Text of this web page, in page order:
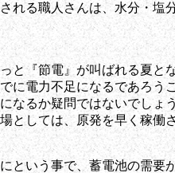
れる職人さんは、水分・塩
と『節電』が叫ばれる夏と
に電力不足になるであろう
なるか疑問ではないでしょ
としては、原発を早く稼働
という事で、蓄電池の需要